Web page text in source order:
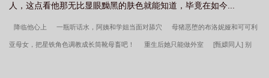
人，这点看他那无比显眼黝黑的肤色就能知道，毕竟在如今...
降临他心上 一瓶听话水，阿姨和学姐当面对舔穴 母猪恶堕的布洛妮娅和可可利
亚母女，把星铁角色调教成长筒靴母畜吧！ 重生后她只能做外室 [甄嬛同人] 别